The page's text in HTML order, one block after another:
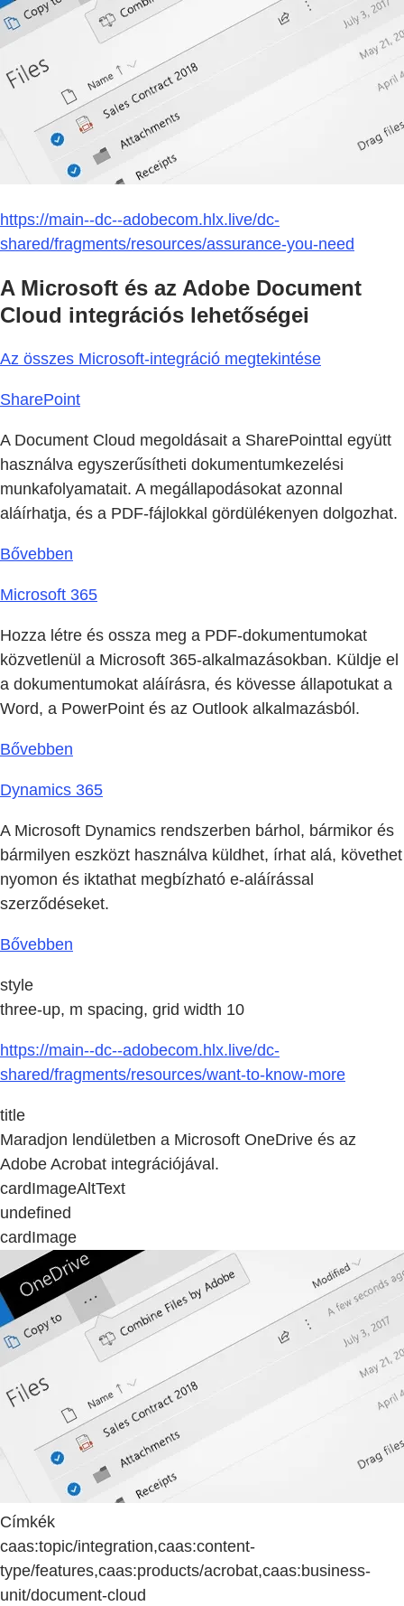
https://main--dc--adobecom.hlx.live/dc-
shared/fragments/resources/assurance-you-need
A Microsoft és az Adobe Document
Cloud integrációs lehetőségei
Az összes Microsoft-integráció megtekintése
SharePoint
A Document Cloud megoldásait a SharePointtal együtt
használva egyszerűsítheti dokumentumkezelési
munkafolyamatait. A megállapodásokat azonnal
aláírhatja, és a PDF-fájlokkal gördülékenyen dolgozhat.
Bővebben
Microsoft 365
Hozza létre és ossza meg a PDF-dokumentumokat
közvetlenül a Microsoft 365-alkalmazásokban. Küldje el
a dokumentumokat aláírásra, és kövesse állapotukat a
Word, a PowerPoint és az Outlook alkalmazásból.
Bővebben
Dynamics 365
A Microsoft Dynamics rendszerben bárhol, bármikor és
bármilyen eszközt használva küldhet, írhat alá, követhet
nyomon és iktathat megbízható e-aláírással
szerződéseket.
Bővebben
style
three-up, m spacing, grid width 10
https://main--dc--adobecom.hlx.live/dc-
shared/fragments/resources/want-to-know-more
title
Maradjon lendületben a Microsoft OneDrive és az
Adobe Acrobat integrációjával.
cardImageAltText
undefined
cardImage
Címkék
caas:topic/integration,caas:content-
type/features,caas:products/acrobat,caas:business-
unit/document-cloud